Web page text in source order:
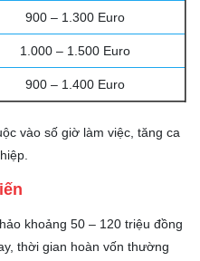
900 – 1.300 Euro
1.000 – 1.500 Euro
900 – 1.400 Euro
vào số giờ làm việc, tăng ca
khoảng 50 – 120 triệu đồng
thời gian hoàn vốn thường